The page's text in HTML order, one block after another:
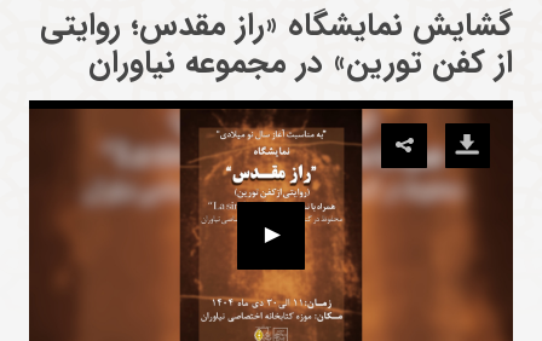
گشایش نمایشگاه «راز مقدس؛ روایتی
از کفن تورین» در مجموعه نیاوران